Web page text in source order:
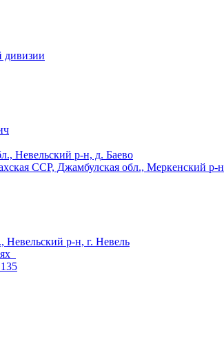
дивизии
Невельский р-н, д. Баево
ССР, Джамбулская обл., Меркенский р-н
Невельский р-н, г. Невель